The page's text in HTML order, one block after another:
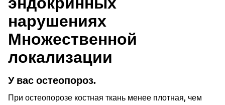
нарушениях
Множественной
локализации
У вас остеопороз.
При остеопорозе костная ткань менее плотная, чем